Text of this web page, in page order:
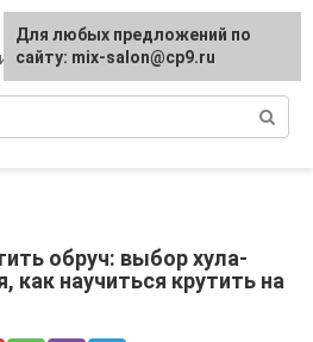
образ жизни
обруч: выбор хула-
как научиться крутить на
Для любых предложений по
сайту: mix-salon@cp9.ru